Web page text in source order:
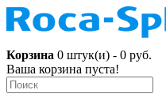
Корзина 0 штук(и) - 0 руб.
Ваша корзина пуста!